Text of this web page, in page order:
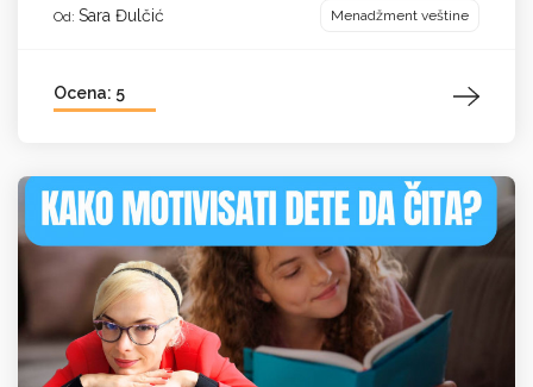
Od: Sara Đulčić Menadžment veštine
Ocena: 5